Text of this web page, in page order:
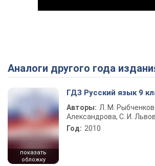
Play
Аналоги другого года
показать
обложку
ГДЗ Русский язык 9
Авторы: Л. М.
Александрова, С. И.
Год: 2010